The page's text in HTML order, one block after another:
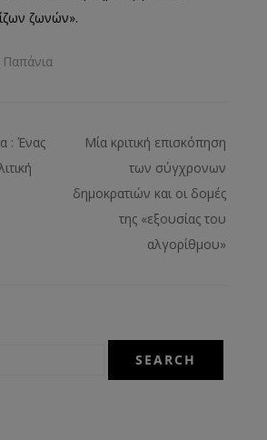
ζωνών».
: Ένας
Μία κριτική επισκόπηση
των σύγχρονων
δημοκρατιών και οι δομές
της «εξουσίας του
αλγορίθμου»